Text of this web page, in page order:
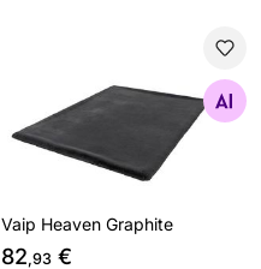
Otsi sarnaseid
Vaip Heaven Graphite
82,93 €